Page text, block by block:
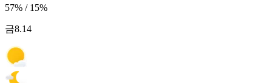
57% / 15%
금8.14